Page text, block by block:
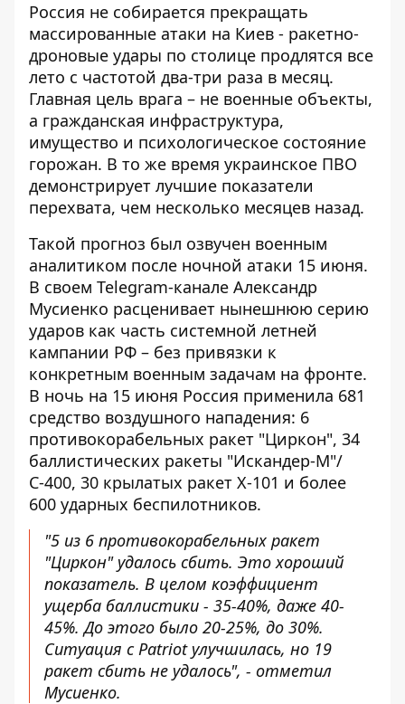
Россия не собирается прекращать
массированные атаки на Киев - ракетно-
дроновые удары по столице продлятся все
лето с частотой два-три раза в месяц.
Главная цель врага – не военные объекты,
а гражданская инфраструктура,
имущество и психологическое состояние
горожан. В то же время украинское ПВО
демонстрирует лучшие показатели
перехвата, чем несколько месяцев назад.
Такой прогноз был озвучен военным
аналитиком после ночной атаки 15 июня.
В своем Telegram-канале Александр
Мусиенко расценивает нынешнюю серию
ударов как часть системной летней
кампании РФ – без привязки к
конкретным военным задачам на фронте.
В ночь на 15 июня Россия применила 681
средство воздушного нападения: 6
противокорабельных ракет "Циркон", 34
баллистических ракеты "Искандер-М"/
С-400, 30 крылатых ракет Х-101 и более
600 ударных беспилотников.
"5 из 6 противокорабельных ракет
"Циркон" удалось сбить. Это хороший
показатель. В целом коэффициент
ущерба баллистики - 35-40%, даже 40-
45%. До этого было 20-25%, до 30%.
Ситуация с Patriot улучшилась, но 19
ракет сбить не удалось", - отметил
Мусиенко.